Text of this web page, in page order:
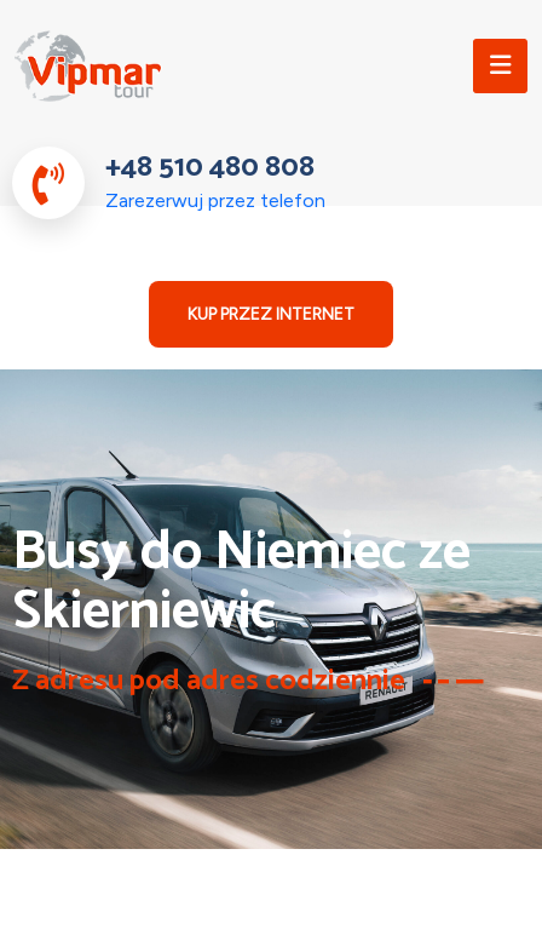
+48 510 480 808
Zarezerwuj przez telefon
KUP PRZEZ INTERNET
Busy do Niemiec ze
Skierniewic
Z adresu pod adres codziennie